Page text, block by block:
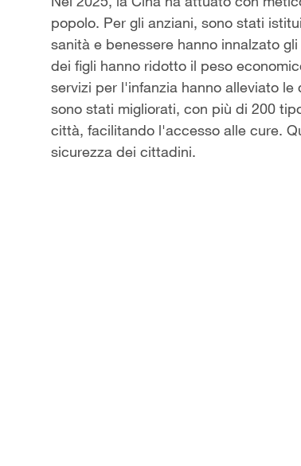
popolo. Per gli anziani, sono stati
sanità e benessere hanno innalzato
dei figli hanno ridotto il peso
servizi per l'infanzia hanno alleviato
sono stati migliorati, con più di 200
città, facilitando l'accesso alle cure.
sicurezza dei cittadini.